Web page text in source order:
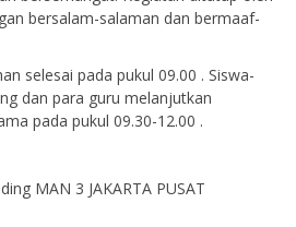
bersalam-salaman dan bermaaf-
selesai pada pukul 09.00 . Siswa-
dan para guru melanjutkan
pada pukul 09.30-12.00 .
MAN 3 JAKARTA PUSAT